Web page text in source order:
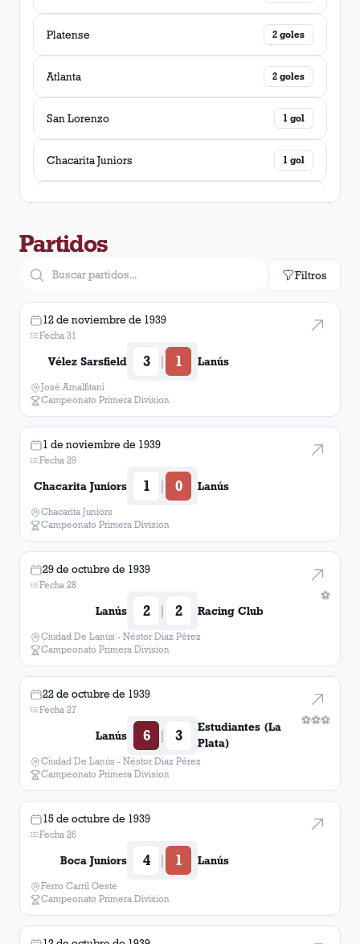
Platense 2 goles
Atlanta 2 goles
San Lorenzo 1 gol
Chacarita Juniors 1 gol
Vélez Sarsfield 1 gol
Newell's Old Boys
Argentino de Quilmes
Huracán
Racing Club
Partidos
Filtros
12 de noviembre de 1939
Fecha 31
Vélez Sarsfield 3 | 1 Lanús
José Amalfitani
Campeonato Primera Division
1 de noviembre de 1939
Fecha 29
Chacarita Juniors 1 | 0 Lanús
Chacarita Juniors
Campeonato Primera Division
⚽
29 de octubre de 1939
Fecha 28
Lanús 2 | 2 Racing Club
Ciudad De Lanús - Néstor Diaz Pérez
Campeonato Primera Division
⚽⚽⚽
22 de octubre de 1939
Fecha 27
Lanús 6 | 3
Estudiantes (La
Plata)
Ciudad De Lanús - Néstor Diaz Pérez
Campeonato Primera Division
15 de octubre de 1939
Fecha 26
Boca Juniors 4 | 1 Lanús
Ferro Carril Oeste
Campeonato Primera Division